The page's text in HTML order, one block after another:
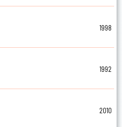
1998
1992
2010